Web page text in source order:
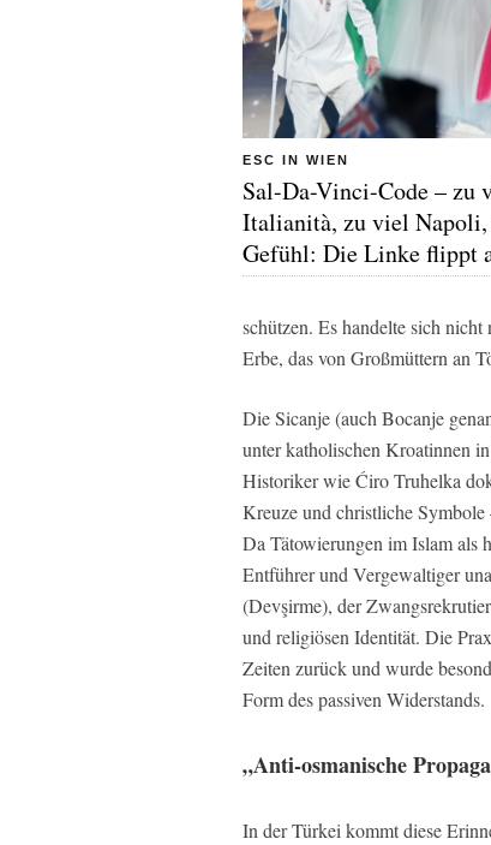
ESC IN WIEN
Sal-Da-Vinci-Code – zu
Italianità, zu viel
Gefühl: Die Linke flippt
schützen. Es handelte sich
Erbe, das von Großmüttern an
Die Sicanje (auch Bocanje
unter katholischen Kroatinnen
Historiker wie Ćiro Truhelka
Kreuze und christliche Symbole
Da Tätowierungen im Islam als
Entführer und Vergewaltiger
(Devşirme), der
und religiösen Identität. Die
Zeiten zurück und wurde
Form des passiven Widerstands.
„Anti-osmanische
In der Türkei kommt diese